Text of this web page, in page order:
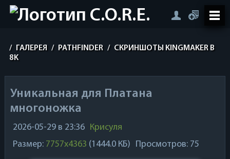
/ ГАЛЕРЕЯ / PATHFINDER / СКРИНШОТЫ KINGMAKER В
8K
Уникальная для Платана
многоножка
2026-05-29 в 23:36 Крисуля
Размер: 7757x4363 (1444.0 КБ) Просмотров: 75